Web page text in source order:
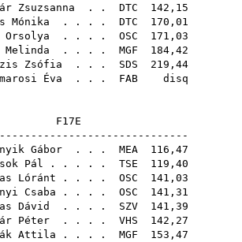
Zsuzsanna . . DTC 142,15
Mónika . . . . DTC 170,01
Orsolya . . . . OSC 171,03
. . . . MGF 184,42
Zsófia . . . SDS 219,44
Éva . . . FAB disq
F17E
Gábor . . . MEA 116,47
Pál . . . . . TSE 119,40
Lóránt . . . . OSC 141,03
Csaba . . . . OSC 141,31
Dávid . . . . SZV 141,39
Péter . . . . VHS 142,27
Attila . . . . MGF 153,47